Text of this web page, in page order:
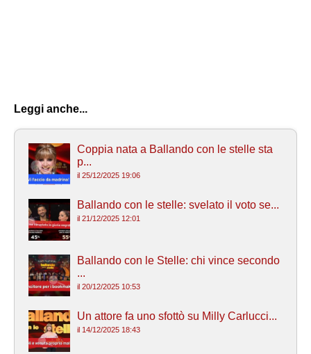
Leggi anche...
Coppia nata a Ballando con le stelle sta
p...
il 25/12/2025 19:06
Ballando con le stelle: svelato il voto se...
il 21/12/2025 12:01
Ballando con le Stelle: chi vince secondo
...
il 20/12/2025 10:53
Un attore fa uno sfottò su Milly Carlucci...
il 14/12/2025 18:43